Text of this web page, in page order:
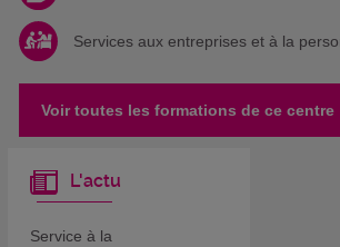
Services aux entreprises et à la
Voir toutes les formations de ce centre
L'actu
Service à la